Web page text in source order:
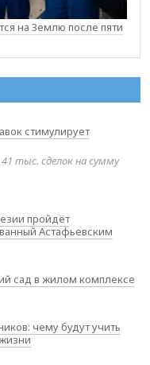
на Землю после пяти
стимулирует
тыс. сделок на сумму
пройдёт
Астафьевским
сад в жилом комплексе
чему будут учить